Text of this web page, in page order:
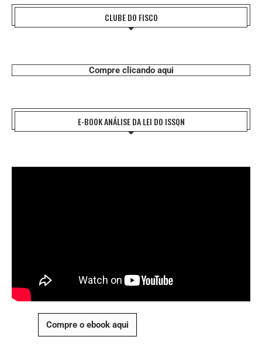
CLUBE DO FISCO
Compre clicando aqui
E-BOOK ANÁLISE DA LEI DO ISSQN
Compre o ebook aqui